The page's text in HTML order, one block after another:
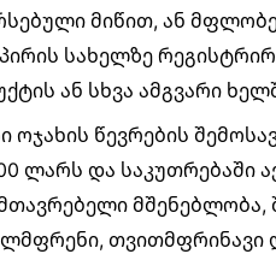
მიწით, ან
სახელზე
ან სხვა ამგვარი
ოჯახის წევრების
ლარს და საკუთრებაში
მშენებლობა,
თვითმფრინავი